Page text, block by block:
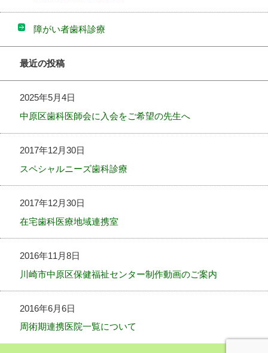
障がい者歯科診療
最近の投稿
2025年5月4日
中原区歯科医師会に入会をご希望の先生へ
2017年12月30日
スペシャルニーズ歯科診療
2017年12月30日
在宅歯科医療地域連携室
2016年11月8日
川崎市中原区保健福祉センター制作動画のご案内
2016年6月6日
周術期連携医院一覧について